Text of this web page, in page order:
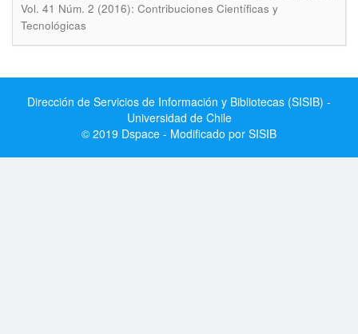
Vol. 41 Núm. 2 (2016): Contribuciones Científicas y
Tecnológicas
Dirección de Servicios de Información y Bibliotecas (SISIB) -
Universidad de Chile
© 2019 Dspace - Modificado por SISIB